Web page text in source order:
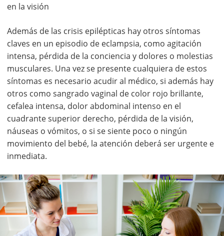
en la visión
Además de las crisis epilépticas hay otros síntomas
claves en un episodio de eclampsia, como agitación
intensa, pérdida de la conciencia y dolores o molestias
musculares. Una vez se presente cualquiera de estos
síntomas es necesario acudir al médico, si además hay
otros como sangrado vaginal de color rojo brillante,
cefalea intensa, dolor abdominal intenso en el
cuadrante superior derecho, pérdida de la visión,
náuseas o vómitos, o si se siente poco o ningún
movimiento del bebé, la atención deberá ser urgente e
inmediata.